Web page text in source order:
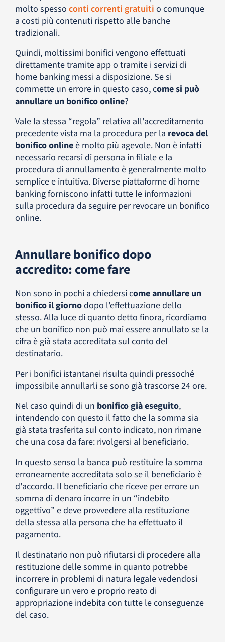
molto spesso conti correnti gratuiti o comunque
a costi più contenuti rispetto alle banche
tradizionali.
Quindi, moltissimi bonifici vengono effettuati
direttamente tramite app o tramite i servizi di
home banking messi a disposizione. Se si
commette un errore in questo caso, come si può
annullare un bonifico online?
Vale la stessa “regola” relativa all'accreditamento
precedente vista ma la procedura per la revoca del
bonifico onlineè molto più agevole. Non è infatti
necessario recarsi di persona in filiale e la
procedura di annullamento è generalmente molto
semplice e intuitiva. Diverse piattaforme di home
banking forniscono infatti tutte le informazioni
sulla procedura da seguire per revocare un bonifico
online.
Annullare bonifico dopo
accredito: come fare
Non sono in pochi a chiedersi come annullare un
bonifico il giornodopo l'effettuazione dello
stesso. Alla luce di quanto detto finora, ricordiamo
che un bonifico non può mai essere annullato se la
cifra è già stata accreditata sul conto del
destinatario.
Per i bonifici istantanei risulta quindi pressoché
impossibile annullarli se sono già trascorse 24 ore.
Nel caso quindi di un bonifico già eseguito,
intendendo con questo il fatto che la somma sia
già stata trasferita sul conto indicato, non rimane
che una cosa da fare: rivolgersi al beneficiario.
In questo senso la banca può restituire la somma
erroneamente accreditata solo se il beneficiario è
d'accordo. Il beneficiario che riceve per errore un
somma di denaro incorre in un “indebito
oggettivo” e deve provvedere alla restituzione
della stessa alla persona che ha effettuato il
pagamento.
Il destinatario non può rifiutarsi di procedere alla
restituzione delle somme in quanto potrebbe
incorrere in problemi di natura legale vedendosi
configurare un vero e proprio reato di
appropriazione indebita con tutte le conseguenze
del caso.